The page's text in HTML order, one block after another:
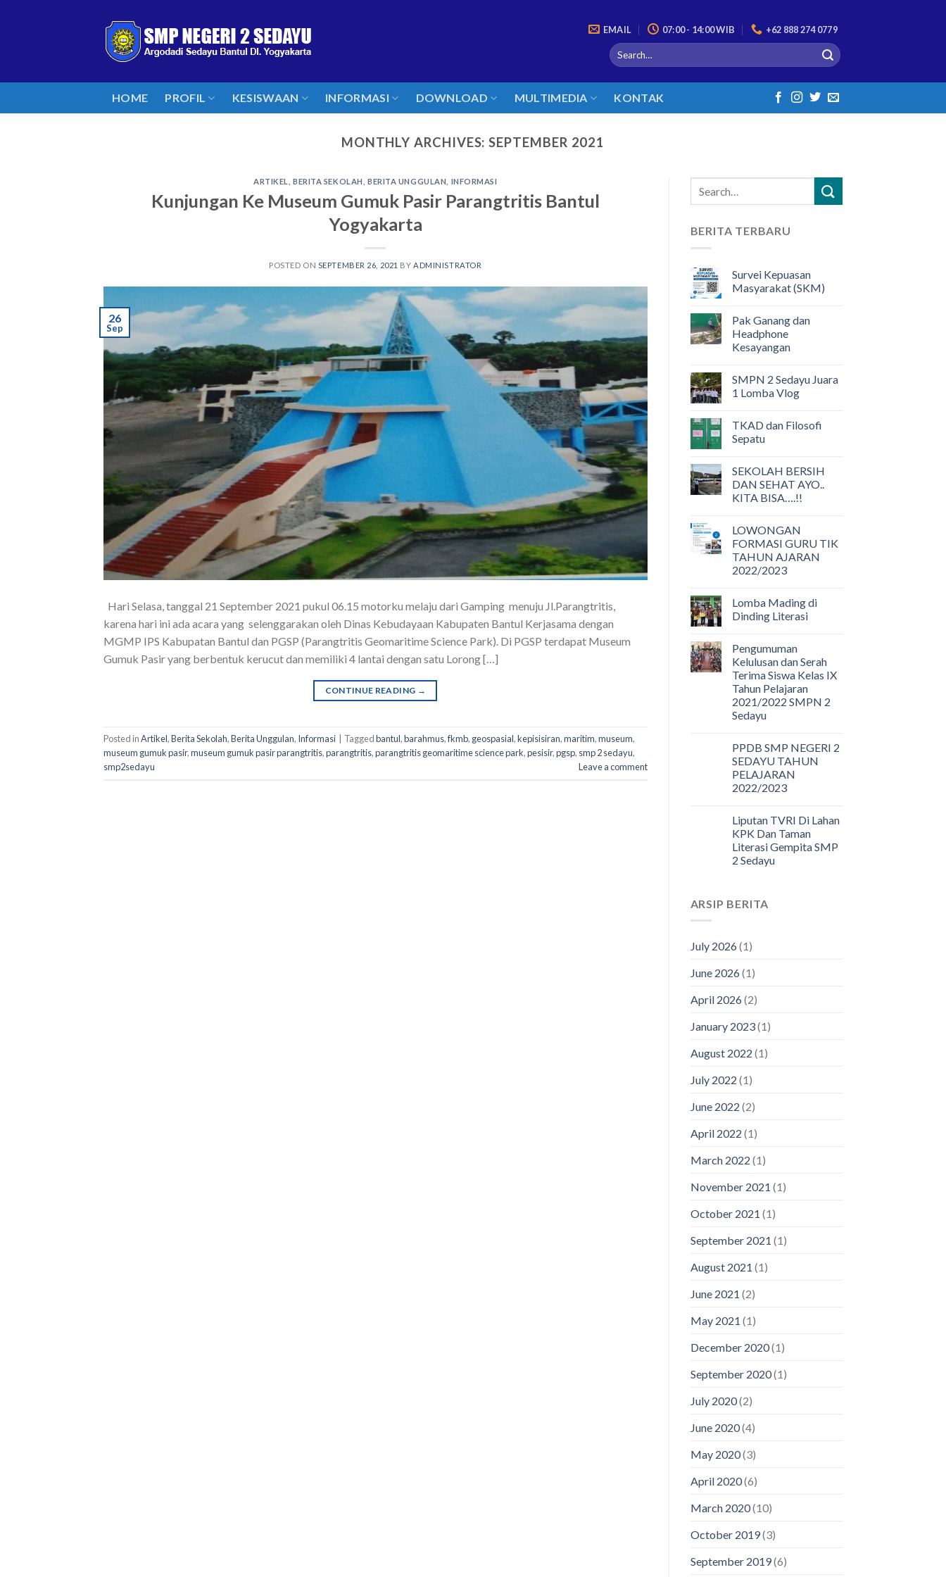
EMAIL 07:00 - 14:00 WIB +62 888 274 0779
HOME PROFIL KESISWAAN INFORMASI DOWNLOAD MULTIMEDIA KONTAK
MONTHLY ARCHIVES:SEPTEMBER 2021
ARTIKEL BERITA SEKOLAH BERITA UNGGULAN INFORMASI
Kunjungan Ke Museum Gumuk Pasir Parangtritis Bantul
Yogyakarta
POSTED ON SEPTEMBER 26, 2021 BYADMINISTRATOR
26
Sep
Hari Selasa, tanggal 21 September 2021 pukul 06.15 motorku melaju dari Gamping menuju Jl.Parangtritis,
karena hari ini ada acara yang selenggarakan oleh Dinas Kebudayaan Kabupaten Bantul Kerjasama dengan
MGMP IPS Kabupatan Bantul dan PGSP (Parangtritis Geomaritime Science Park). Di PGSP terdapat Museum
Gumuk Pasir yang berbentuk kerucut dan memiliki 4 lantai dengan satu Lorong […]
CONTINUE READING →
Posted inArtikel,Berita Sekolah,Berita Unggulan, Informasi Taggedbantul,barahmus,fkmb, geospasial,kepisisiran,maritim,museum,
museum gumuk pasir,museum gumuk pasir parangtritis,parangtritis,parangtritis geomaritime science park,pesisir,pgsp, smp 2 sedayu,
smp2sedayu
Leave a comment
BERITA TERBARU
Survei Kepuasan
Masyarakat (SKM)
Pak Ganang dan
Headphone
Kesayangan
SMPN 2 Sedayu Juara
1 Lomba Vlog
TKAD dan Filosofi
Sepatu
SEKOLAH BERSIH
DAN SEHAT AYO..
KITA BISA….!!
LOWONGAN
FORMASI GURU TIK
TAHUN AJARAN
2022/2023
Lomba Mading di
Dinding Literasi
Pengumuman
Kelulusan dan Serah
Terima Siswa Kelas IX
Tahun Pelajaran
2021/2022 SMPN 2
Sedayu
PPDB SMP NEGERI 2
SEDAYU TAHUN
PELAJARAN
2022/2023
Liputan TVRI Di Lahan
KPK Dan Taman
Literasi Gempita SMP
2 Sedayu
ARSIP BERITA
July 2026(1)
June 2026(1)
April 2026(2)
January 2023(1)
August 2022 (1)
July 2022 (1)
June 2022 (2)
April 2022 (1)
March 2022 (1)
November 2021 (1)
October 2021 (1)
September 2021 (1)
August 2021 (1)
June 2021 (2)
May 2021 (1)
December 2020(1)
September 2020(1)
July 2020(2)
June 2020(4)
May 2020(3)
April 2020(6)
March 2020(10)
October 2019(3)
September 2019(6)